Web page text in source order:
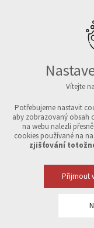
Vítejte
Potřebujeme nastavit
aby zobrazovaný obsah
na webu nalezli
cookies používané na
zjišťování
Přijmout